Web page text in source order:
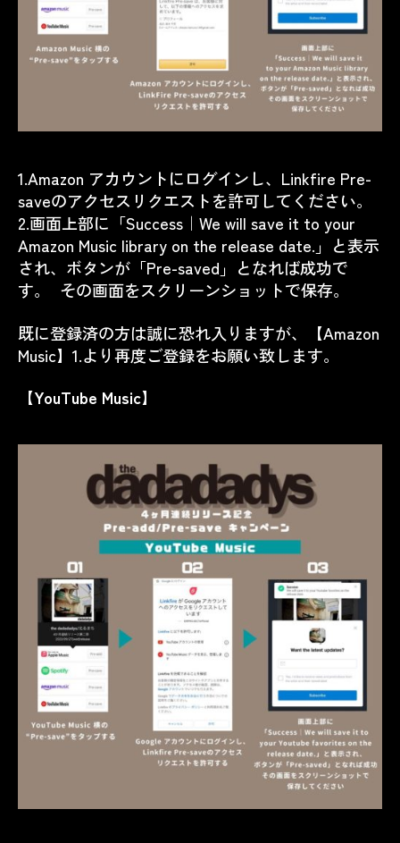
1.Amazon アカウントにログインし、Linkfire Pre-
saveのアクセスリクエストを許可してください。
2.画面上部に「Success｜We will save it to your
Amazon Music library on the release date.」と表示
され、ボタンが「Pre-saved」となれば成功で
す。 その画面をスクリーンショットで保存。
既に登録済の方は誠に恐れ入りますが、【Amazon
Music】1.より再度ご登録をお願い致します。
【YouTube Music】